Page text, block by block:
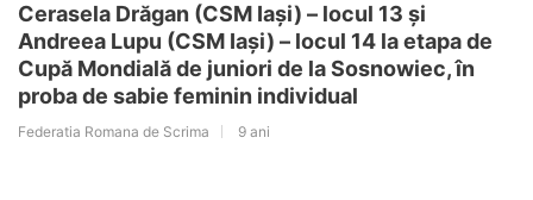
Cerasela Drăgan (CSM Iași) – locul 13 și
Andreea Lupu (CSM Iași) – locul 14 la etapa de
Cupă Mondială de juniori de la Sosnowiec, în
proba de sabie feminin individual
Federatia Romana de Scrima 9 ani